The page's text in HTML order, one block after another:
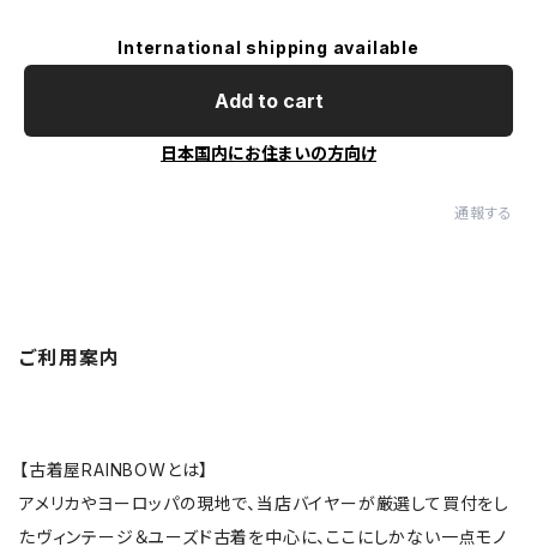
International shipping available
Add to cart
日本国内にお住まいの方向け
通報する
ご利用案内
【古着屋RAINBOWとは】
アメリカやヨーロッパの現地で、当店バイヤーが厳選して買付をし
たヴィンテージ＆ユーズド古着を中心に、ここにしかない一点モノ